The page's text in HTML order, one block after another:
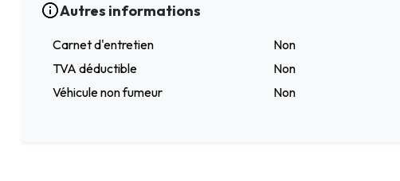
Autres informations
Carnet d'entretien
Non
TVA déductible
Non
Véhicule non fumeur
Non